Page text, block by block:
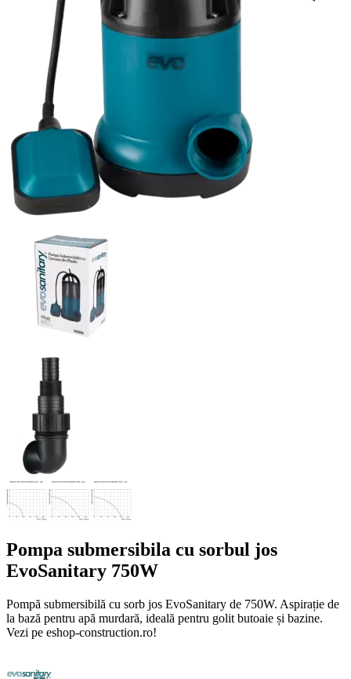
Pompa submersibila cu sorbul jos
EvoSanitary 750W
Pompă submersibilă cu sorb jos EvoSanitary de 750W. Aspirație de
la bază pentru apă murdară, ideală pentru golit butoaie și bazine.
Vezi pe eshop-construction.ro!